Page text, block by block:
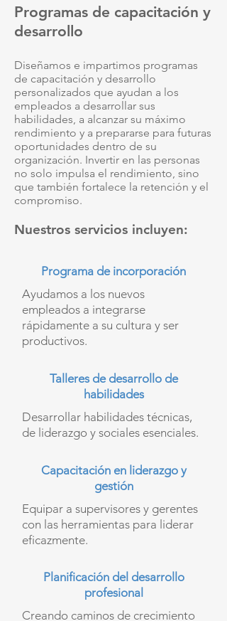
Programas de capacitación y
desarrollo
Diseñamos e impartimos programas
de capacitación y desarrollo
personalizados que ayudan a los
empleados a desarrollar sus
habilidades, a alcanzar su máximo
rendimiento y a prepararse para futuras
oportunidades dentro de su
organización. Invertir en las personas
no solo impulsa el rendimiento, sino
que también fortalece la retención y el
compromiso.
Nuestros servicios incluyen:
Programa de incorporación
Ayudamos a los nuevos
empleados a integrarse
rápidamente a su cultura y ser
productivos.
Talleres de desarrollo de
habilidades
Desarrollar habilidades técnicas,
de liderazgo y sociales esenciales.
Capacitación en liderazgo y
gestión
Equipar a supervisores y gerentes
con las herramientas para liderar
eficazmente.
Planificación del desarrollo
profesional
Creando caminos de crecimiento